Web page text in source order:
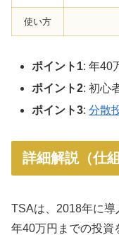
使い方
ポイント1: 年40
ポイント2: 初心
ポイント3:分散
詳細解説（仕
TSAは、2018年に導
年40万円までの投資